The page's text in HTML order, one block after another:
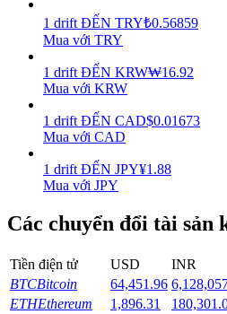
Staking
Lợi nhuận cao và truy cập ngay
Launchpool
1 drift ĐẾN TRY₺0.56859
Mua với TRY
1 drift ĐẾN KRW₩16.92
Mua với KRW
1 drift ĐẾN CAD$0.01673
Mua với CAD
1 drift ĐẾN JPY¥1.88
Mua với JPY
Các chuyển đổi tài sản
Tiền điện tử USD INR
BTCBitcoin 64,451.96
ETHEthereum 1,896.31